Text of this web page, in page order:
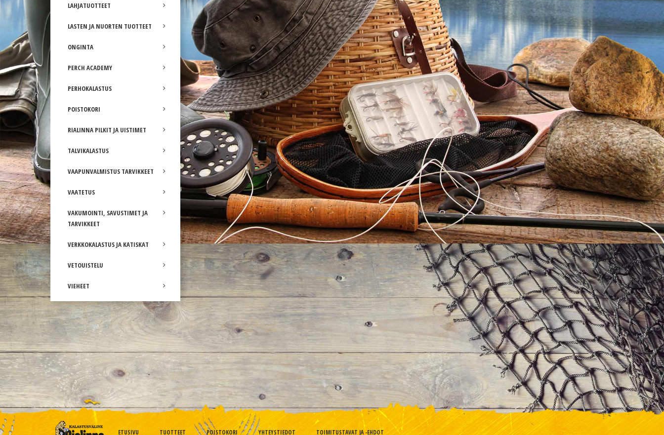
LAHJATUOTTEET
LASTEN JA NUORTEN TUOTTEET
ONGINTA
PERCH ACADEMY
PERHOKALASTUS
POISTOKORI
RIALINNA PILKIT JA UISTIMET
TALVIKALASTUS
VAAPUNVALMISTUS TARVIKKEET
VAATETUS
VAKUMOINTI, SAVUSTIMET JA
TARVIKKEET
VERKKOKALASTUS JA KATISKAT
VETOUISTELU
VIEHEET
ETUSIVU TUOTTEET POISTOKORI YHTEYSTIEDOT TOIMITUSTAVAT JA -EHDOT